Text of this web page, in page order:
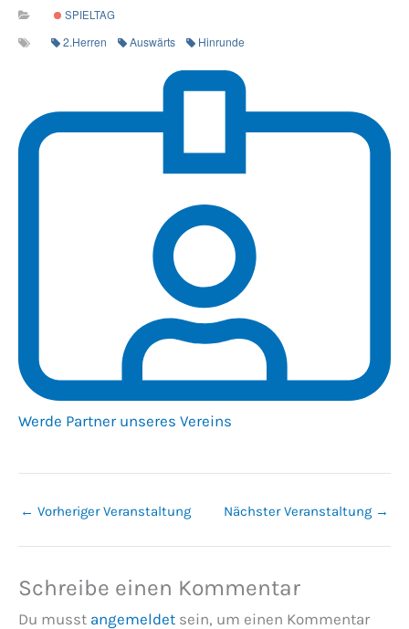
SPIELTAG
2.Herren Auswärts Hinrunde
Werde Partner unseres Vereins
← Vorheriger Veranstaltung Nächster Veranstaltung →
Schreibe einen Kommentar
Du musst angemeldet sein, um einen Kommentar